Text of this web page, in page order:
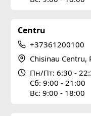
Centru
+37361200100
Chisinau Centru,
Пн/Пт: 6:30 -
Сб: 9:00 - 21:00
Вс: 9:00 - 18:00